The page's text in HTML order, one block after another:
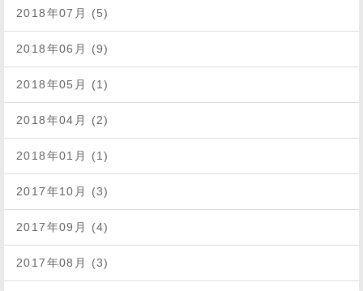
2018年07月 (5)
2018年06月 (9)
2018年05月 (1)
2018年04月 (2)
2018年01月 (1)
2017年10月 (3)
2017年09月 (4)
2017年08月 (3)